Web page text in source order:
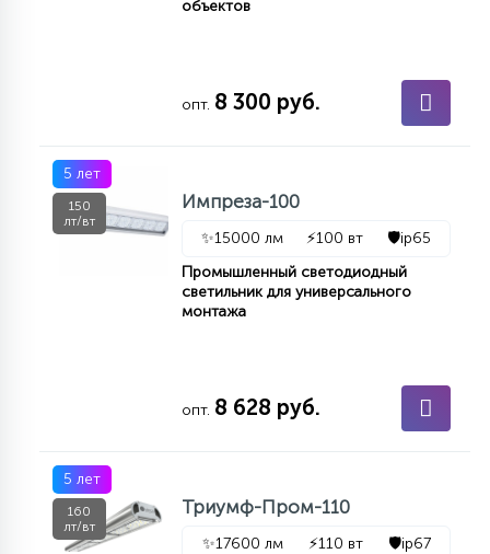
объектов
опт. 8 300 руб.
5 лет
150
лт/вт
Импреза-100
✨15000 лм ⚡100 вт 🛡️ip65
Промышленный светодиодный
светильник для универсального
монтажа
опт. 8 628 руб.
5 лет
160
лт/вт
Триумф-Пром-110
✨17600 лм ⚡110 вт 🛡️ip67